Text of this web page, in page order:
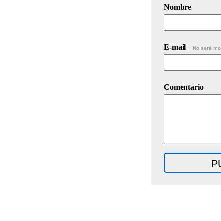
Nombre
E-mail No será
Comentario